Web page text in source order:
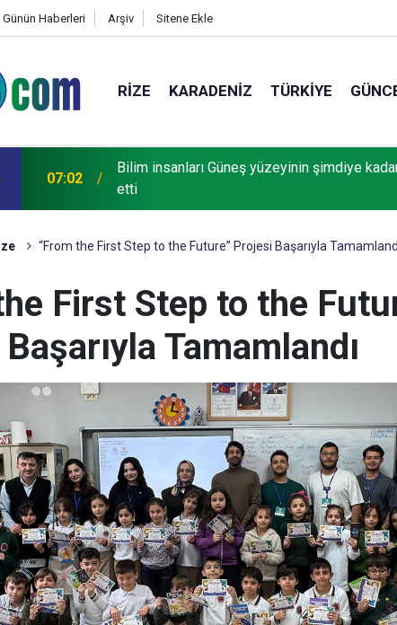
Günün Haberleri Arşiv Sitene Ekle
RIZE KARADENIZ TÜRKIYE
06:00 Beşiktaş Çekya'dan İstanbul'a avantajlı
“From the First Step to the Future” Projesi Başarıyla
First Step to the
Tamamlandı